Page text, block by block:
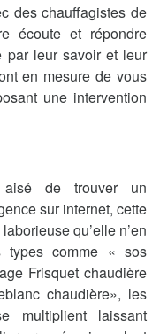
des chauffagistes de
écoute et répondre
par leur savoir et leur
en mesure de vous
une intervention
de trouver un
sur internet, cette
qu’elle n’en
types comme « sos
Frisquet chaudière
chaudière», les
multiplient laissant